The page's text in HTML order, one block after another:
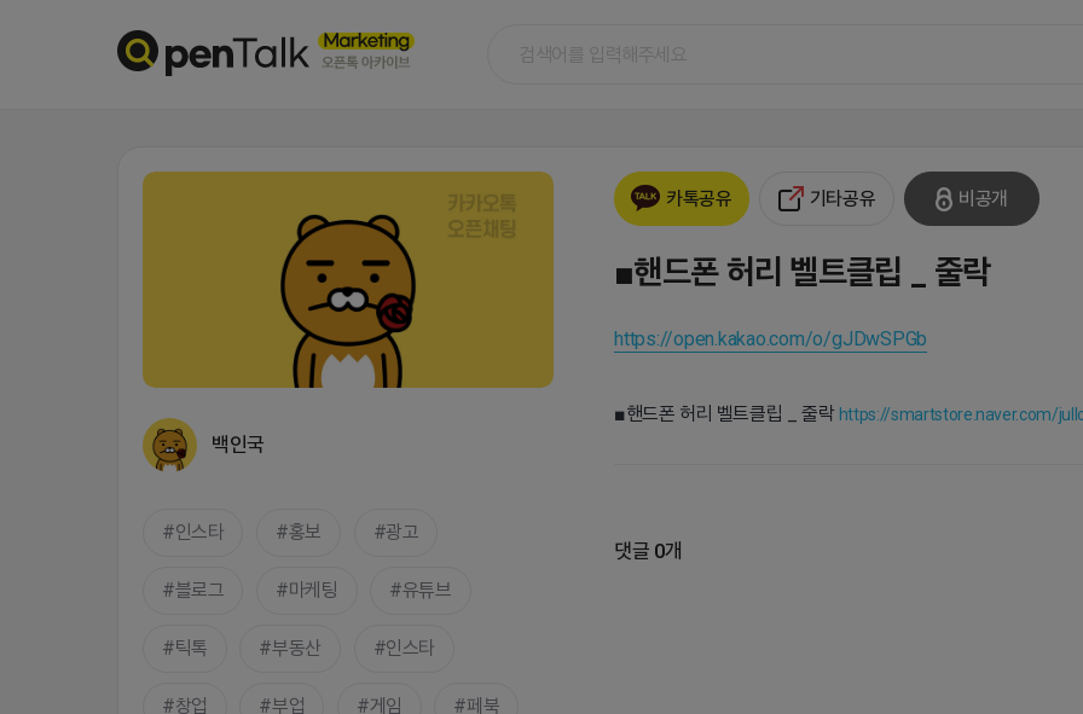
백인국
인스타 홍보 광고
블로그 마케팅 유튜브
틱톡 부동산 인스타
창업 부업 게임 페북
카톡공유 기타공유 비공개
■핸드폰 허리 벨트클립 _ 줄락
https://open.kakao.com/o/gJDwSPGb
■핸드폰 허리 벨트클립 _ 줄락 https://smartstore.naver.com/
댓글 0개